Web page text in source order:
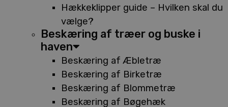
Hækkeklipper guide – Hvilken skal du
vælge?
Beskæring af træer og buske i
haven
Beskæring af Æbletræ
Beskæring af Birketræ
Beskæring af Blommetræ
Beskæring af Bøgehæk